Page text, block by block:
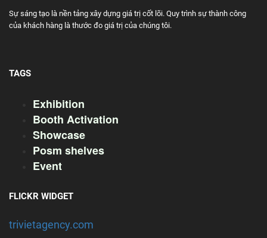
Sự sáng tạo là nền tảng xây dựng giá trị cốt lõi. Quy trình sự thành công
của khách hàng là thước đo giá trị của chúng tôi.
TAGS
Exhibition
Booth Activation
Showcase
Posm shelves
Event
FLICKR WIDGET
trivietagency.com